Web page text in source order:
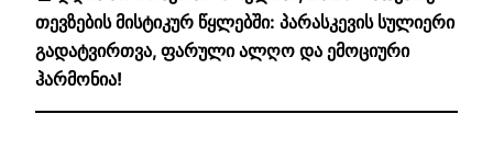
თევზების მისტიკურ წყლებში: პარასკევის სულიერი
გადატვირთვა, ფარული ალღო და ემოციური
ჰარმონია!